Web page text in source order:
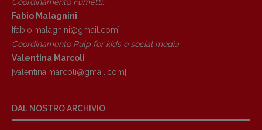
Fabio Malagnini
[fabio.malagnini@gmail. com]
Coordinamento Pulp for kids e social media:
Valentina Marcoli
[valentina.marcoli@gmail. com]
DAL NOSTRO ARCHIVIO